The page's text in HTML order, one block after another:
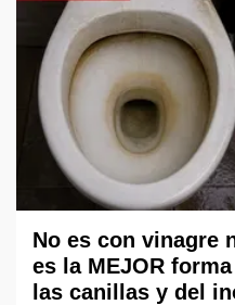
No es con vinagre
es la MEJOR
las canillas y del